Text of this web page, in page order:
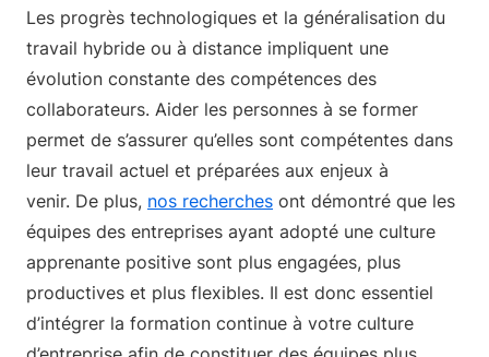
Les progrès technologiques et la généralisation du
travail hybride ou à distance impliquent une
évolution constante des compétences des
collaborateurs. Aider les personnes à se former
permet de s’assurer qu’elles sont compétentes dans
leur travail actuel et préparées aux enjeux à
venir. De plus, nos recherches ont démontré que les
équipes des entreprises ayant adopté une culture
apprenante positive sont plus engagées, plus
productives et plus flexibles. Il est donc essentiel
d’intégrer la formation continue à votre culture